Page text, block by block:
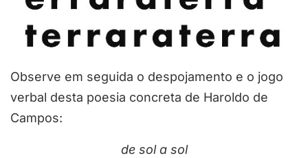
Observe em seguida o despojamento e o jogo
verbal desta poesia concreta de Haroldo de
Campos:
de sol a sol